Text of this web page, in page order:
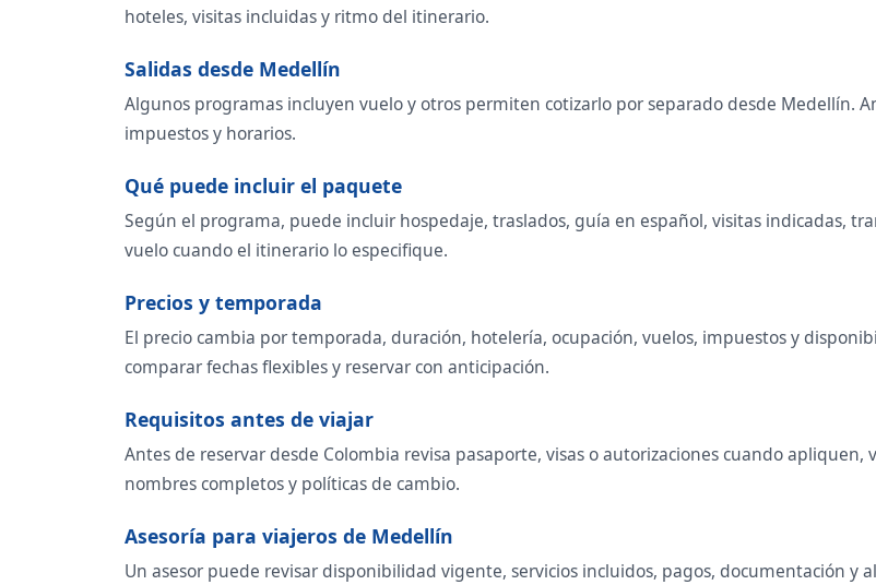
hoteles, visitas incluidas y ritmo del itinerario.
Salidas desde Medellín
Algunos programas incluyen vuelo y otros permiten cotizarlo por separado desde Medellín.
impuestos y horarios.
Qué puede incluir el paquete
Según el programa, puede incluir hospedaje, traslados, guía en español, visitas indicadas,
vuelo cuando el itinerario lo especifique.
Precios y temporada
El precio cambia por temporada, duración, hotelería, ocupación, vuelos, impuestos y
comparar fechas flexibles y reservar con anticipación.
Requisitos antes de viajar
Antes de reservar desde Colombia revisa pasaporte, visas o autorizaciones cuando apliquen,
nombres completos y políticas de cambio.
Asesoría para viajeros de Medellín
Un asesor puede revisar disponibilidad vigente, servicios incluidos, pagos, documentación y